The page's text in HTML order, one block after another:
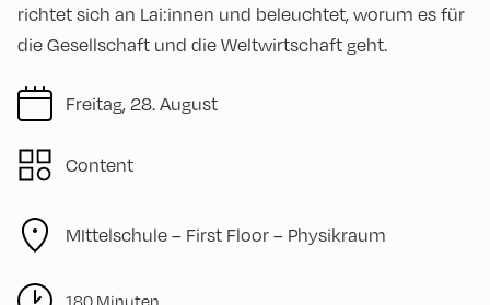
Freitag, 28. August
Content
MIttelschule – First Floor – Physikraum
180 Minuten
richtet sich an Lai:innen und beleuchtet, worum es für
die Gesellschaft und die Weltwirtschaft geht.